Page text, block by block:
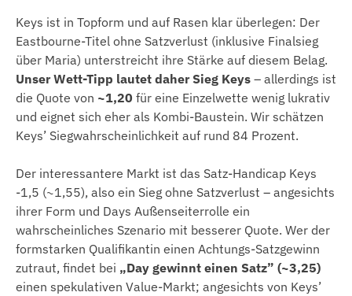
Keys ist in Topform und auf Rasen klar überlegen: Der
Eastbourne-Titel ohne Satzverlust (inklusive Finalsieg
über Maria) unterstreicht ihre Stärke auf diesem Belag.
Unser Wett-Tipp lautet daher Sieg Keys – allerdings ist
die Quote von ~1,20 für eine Einzelwette wenig lukrativ
und eignet sich eher als Kombi-Baustein. Wir schätzen
Keys’ Siegwahrscheinlichkeit auf rund 84 Prozent.
Der interessantere Markt ist das Satz-Handicap Keys
-1,5 (~1,55), also ein Sieg ohne Satzverlust – angesichts
ihrer Form und Days Außenseiterrolle ein
wahrscheinliches Szenario mit besserer Quote. Wer der
formstarken Qualifikantin einen Achtungs-Satzgewinn
zutraut, findet bei „Day gewinnt einen Satz” (~3,25)
einen spekulativen Value-Markt; angesichts von Keys’